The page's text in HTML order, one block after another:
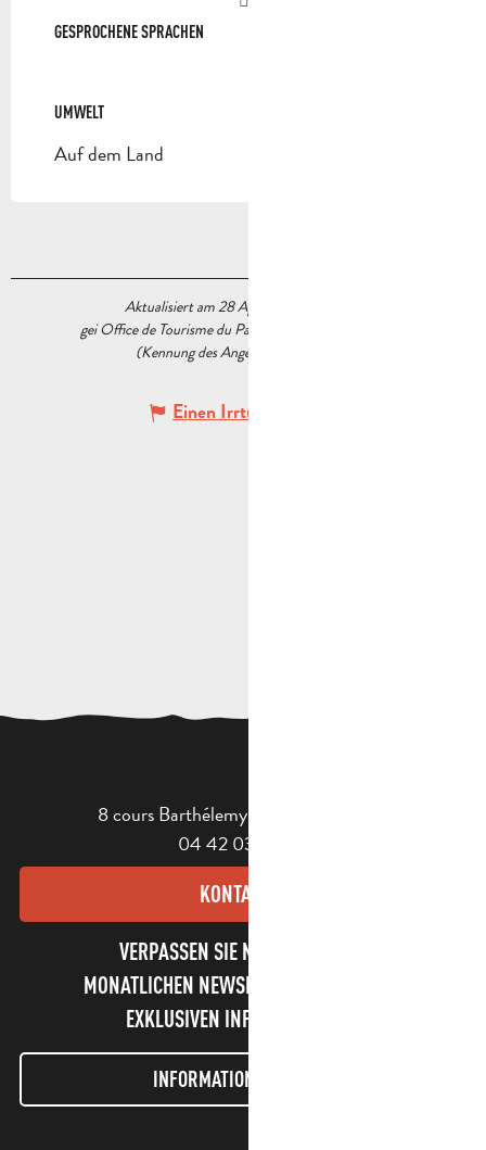
GESPROCHENE SPRACHEN
GESPROCHENE SPRACHEN
UMWELT
UMWELT
Auf dem Land
Aktualisiert am 28 April 2022 Um 17:12
gei Office de Tourisme du Pays d’Aubagne et de l’Étoile
(Kennung des Angebots :
Einen Irrtum angeben
8 cours Barthélemy - 13400 Aubagne
04 42 03 49 98
KONTAKT
VERPASSEN SIE NICHT UNSEREN
MONATLICHEN NEWSLETTER UND UNSERE
EXKLUSIVEN INFORMATIONEN!
INFORMATIONEN LETTER